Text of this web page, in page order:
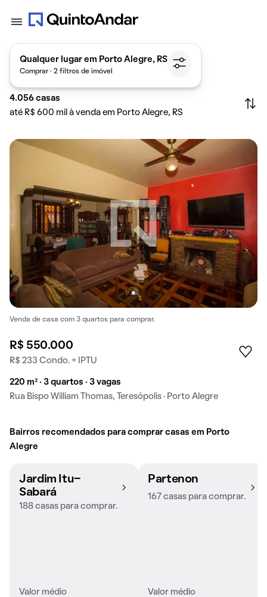
Qualquer lugar em Porto Alegre, RS
Comprar · 2 filtros de imóvel
4.056 casas
até R$ 600 mil à venda em Porto Alegre, RS
Venda de casa com 3 quartos para comprar.
R$ 550.000
R$ 233 Condo. + IPTU
220 m² · 3 quartos · 3 vagas
Rua Bispo William Thomas, Teresópolis · Porto Alegre
Bairros recomendados para comprar casas em Porto
Alegre
Jardim Itu-
Sabará
188 casas para comprar.
Valor médio
Partenon
167 casas para comprar.
Valor médio